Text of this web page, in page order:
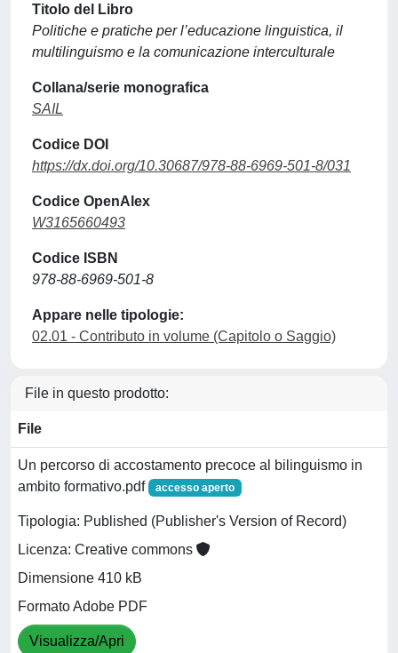
Titolo del Libro
Politiche e pratiche per l’educazione linguistica, il
multilinguismo e la comunicazione interculturale
Collana/serie monografica
SAIL
Codice DOI
https://dx.doi.org/10.30687/978-88-6969-501-8/031
Codice OpenAlex
W3165660493
Codice ISBN
978-88-6969-501-8
Appare nelle tipologie:
02.01 - Contributo in volume (Capitolo o Saggio)
File in questo prodotto:
File
Un percorso di accostamento precoce al bilinguismo in
ambito formativo.pdf
accesso aperto
Tipologia: Published (Publisher's Version of Record)
Licenza: Creative commons
Dimensione 410 kB
Formato Adobe PDF
Visualizza/Apri